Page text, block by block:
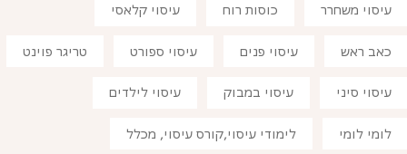
עיסוי משחרר כוסות רוח עיסוי קלאסי
כאב ראש עיסוי פנים עיסוי ספורט טריגר פוינט
עיסוי סיני עיסוי במבוק עיסוי לילדים
לומי לומי לימודי עיסוי,קורס עיסוי, מכלל